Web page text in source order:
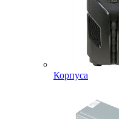
Корпуса